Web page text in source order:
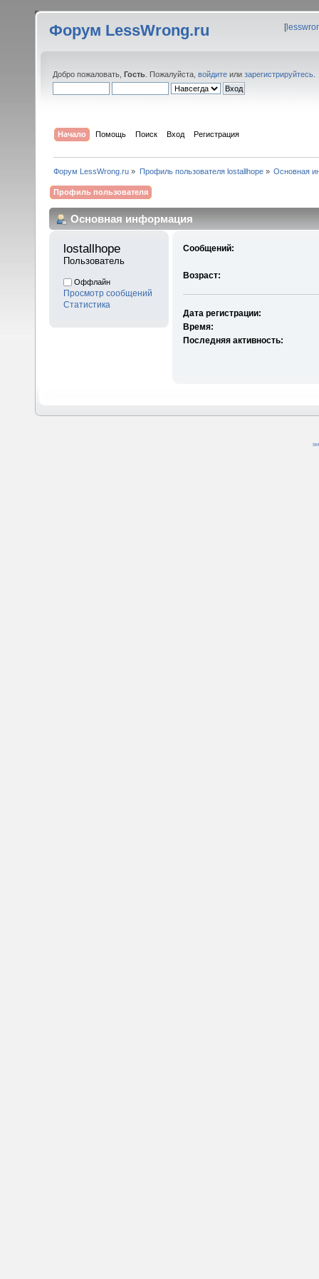
Форум LessWrong.ru [
Добро пожаловать, Гость . Пожалуйста, войдите или зарегистрируйтесь
Начало Помощь Поиск Вход Регистрация
Форум LessWrong.ru » Профиль пользователя lostallhope» Основная
Профиль пользователя
Основная информация
lostallhope
Пользователь
Оффлайн
Просмотр сообщений
Статистика
Сообщений:
Возраст:
Дата регистрации:
Время:
Последняя активность: